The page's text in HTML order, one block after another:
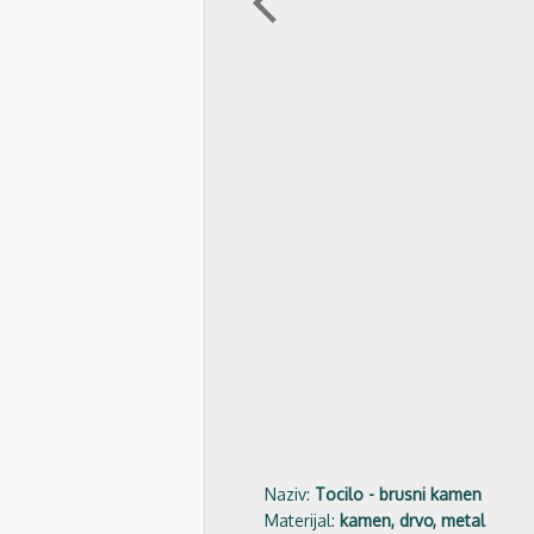
Naziv: Tocilo - brusni kamen
Materijal: kamen, drvo, metal